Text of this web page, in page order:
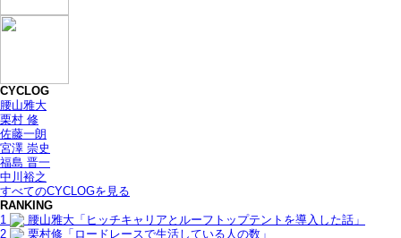
CYCLOG
腰山雅大
栗村 修
佐藤一朗
宮澤 崇史
福島 晋一
中川裕之
すべてのCYCLOGを見る
RANKING
1
腰山雅大「ヒッチキャリアとルーフトップテントを導入した話」
2
栗村修「ロードレースで生活している人の数」